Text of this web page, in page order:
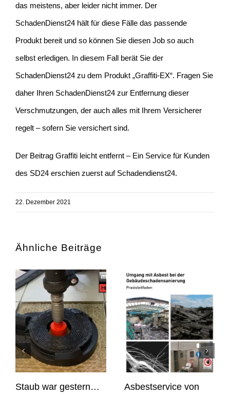
das meistens, aber leider nicht immer. Der
SchadenDienst24 hält für diese Fälle das passende
Produkt bereit und so können Sie diesen Job so auch
selbst erledigen. In diesem Fall berät Sie der
SchadenDienst24 zu dem Produkt „Graffiti-EX“. Fragen Sie
daher Ihren SchadenDienst24 zur Entfernung dieser
Verschmutzungen, der auch alles mit Ihrem Versicherer
regelt – sofern Sie versichert sind.
Der Beitrag Graffiti leicht entfernt – Ein Service für Kunden
des SD24 erschien zuerst auf Schadendienst24.
22. Dezember 2021
Ähnliche Beiträge
Staub war gestern…
Asbestservice von